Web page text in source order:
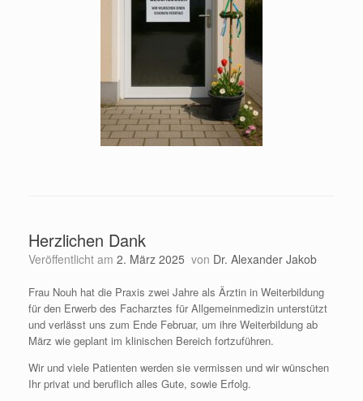
Herzlichen Dank
Veröffentlicht am 2. März 2025 von Dr. Alexander Jakob
Frau Nouh hat die Praxis zwei Jahre als Ärztin in Weiterbildung
für den Erwerb des Facharztes für Allgemeinmedizin unterstützt
und verlässt uns zum Ende Februar, um ihre Weiterbildung ab
März wie geplant im klinischen Bereich fortzuführen.
Wir und viele Patienten werden sie vermissen und wir wünschen
Ihr privat und beruflich alles Gute, sowie Erfolg.